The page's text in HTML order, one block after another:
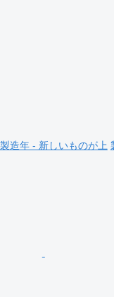
製造年 - 新しいものが上